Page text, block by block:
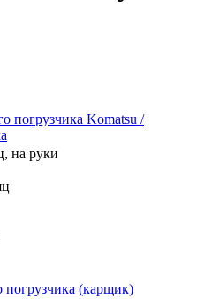
погрузчика Komatsu /
на руки
погрузчика (карщик)